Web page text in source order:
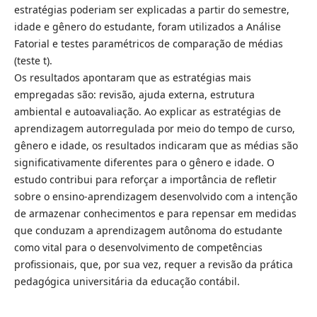
estratégias poderiam ser explicadas a partir do semestre,
idade e gênero do estudante, foram utilizados a Análise
Fatorial e testes paramétricos de comparação de médias
(teste t).
Os resultados apontaram que as estratégias mais
empregadas são: revisão, ajuda externa, estrutura
ambiental e autoavaliação. Ao explicar as estratégias de
aprendizagem autorregulada por meio do tempo de curso,
gênero e idade, os resultados indicaram que as médias são
significativamente diferentes para o gênero e idade. O
estudo contribui para reforçar a importância de refletir
sobre o ensino-aprendizagem desenvolvido com a intenção
de armazenar conhecimentos e para repensar em medidas
que conduzam a aprendizagem autônoma do estudante
como vital para o desenvolvimento de competências
profissionais, que, por sua vez, requer a revisão da prática
pedagógica universitária da educação contábil.